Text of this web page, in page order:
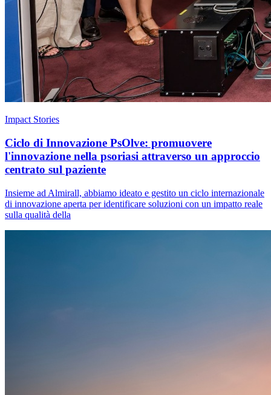
Impact Stories
Ciclo di Innovazione PsOlve: promuovere
l'innovazione nella psoriasi attraverso un approccio
centrato sul paziente
Insieme ad Almirall, abbiamo ideato e gestito un ciclo internazionale
di innovazione aperta per identificare soluzioni con un impatto reale
sulla qualità della